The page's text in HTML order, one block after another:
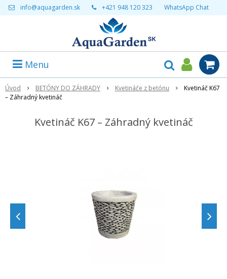
info@aquagarden.sk +421 948 120 323 WhatsApp Chat
Menu
Úvod BETÓNY DO ZÁHRADY Kvetináče z betónu
Kvetináč K67
– Záhradný kvetináč
Kvetináč K67 – Záhradný kvetináč